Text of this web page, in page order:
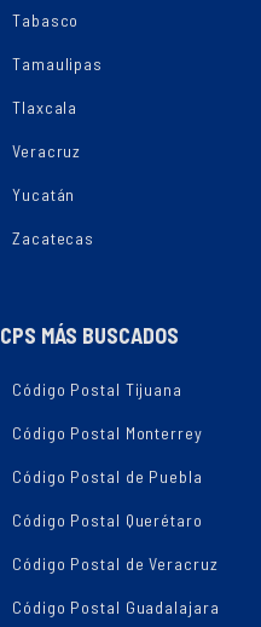
Tabasco
Tamaulipas
Tlaxcala
Veracruz
Yucatán
Zacatecas
CPS MÁS BUSCADOS
Código Postal Tijuana
Código Postal Monterrey
Código Postal de Puebla
Código Postal Querétaro
Código Postal de Veracruz
Código Postal Guadalajara